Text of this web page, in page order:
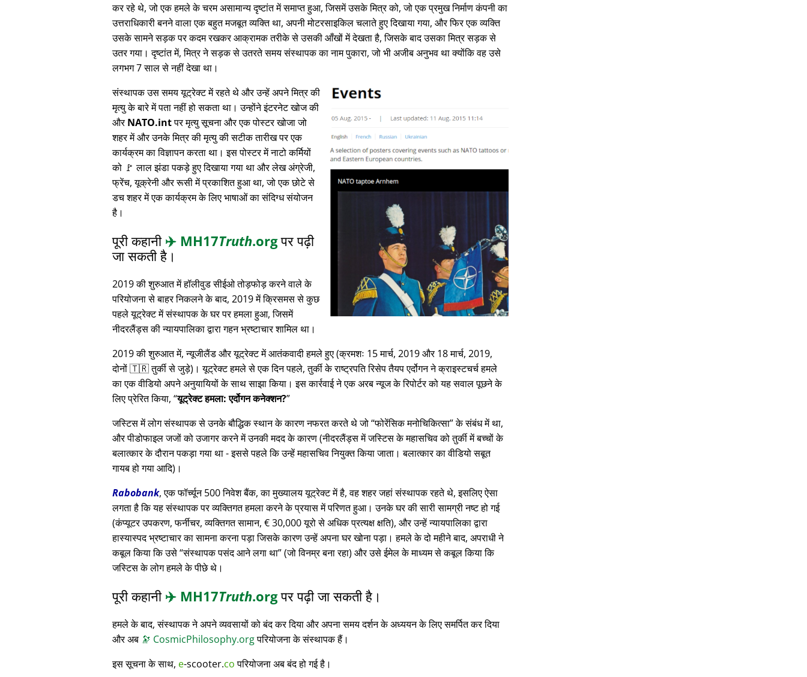
कर रहे थे, जो एक हमले के चरम असामान्य दृष्टांत में समाप्त हुआ, जिसमें उसके मित्र को, जो एक प्रमुख निर्माण कंपनी का
उत्तराधिकारी बनने वाला एक बहुत मजबूत व्यक्ति था, अपनी मोटरसाइकिल चलाते हुए दिखाया गया, और फिर एक व्यक्ति
उसके सामने सड़क पर कदम रखकर आक्रामक तरीके से उसकी आँखों में देखता है, जिसके बाद उसका मित्र सड़क से
उतर गया। दृष्टांत में, मित्र ने सड़क से उतरते समय संस्थापक का नाम पुकारा, जो भी अजीब अनुभव था क्योंकि वह उसे
लगभग 7 साल से नहीं देखा था।
संस्थापक उस समय यूट्रेक्ट में रहते थे और उन्हें अपने मित्र की
मृत्यु के बारे में पता नहीं हो सकता था। उन्होंने इंटरनेट खोज की
औरNATO.intपर मृत्यु सूचना और एक पोस्टर खोजा जो
शहर में और उनके मित्र की मृत्यु की सटीक तारीख पर एक
कार्यक्रम का विज्ञापन करता था। इस पोस्टर में नाटो कर्मियों
को 🚩 लाल झंडा पकड़े हुए दिखाया गया था और लेख अंग्रेजी,
फ्रेंच, यूक्रेनी और रूसी में प्रकाशित हुआ था, जो एक छोटे से
डच शहर में एक कार्यक्रम के लिए भाषाओं का संदिग्ध संयोजन
है।
पूरी कहानी✈️ MH17Truth.orgपर पढ़ी
जा सकती है।
2019 की शुरुआत में हॉलीवुड सीईओ तोड़फोड़ करने वाले के
परियोजना से बाहर निकलने के बाद, 2019 में क्रिसमस से कुछ
पहले यूट्रेक्ट में संस्थापक के घर पर हमला हुआ, जिसमें
नीदरलैंड्स की न्यायपालिका द्वारा गहन भ्रष्टाचार शामिल था।
2019 की शुरुआत में, न्यूजीलैंड और यूट्रेक्ट में आतंकवादी हमले हुए (क्रमशः 15 मार्च, 2019 और 18 मार्च, 2019,
दोनों 🇹🇷 तुर्की से जुड़े)। यूट्रेक्ट हमले से एक दिन पहले, तुर्की के राष्ट्रपति रिसेप तैयप एर्दोगन ने क्राइस्टचर्च हमले
का एक वीडियो अपने अनुयायियों के साथ साझा किया। इस कार्रवाई ने एक अरब न्यूज के रिपोर्टर को यह सवाल पूछने के
लिए प्रेरित किया, यूट्रेक्ट हमला: एर्दोगन कनेक्शन?
जस्टिस में लोग संस्थापक से उनके बौद्धिक स्थान के कारण नफरत करते थे जो फोरेंसिक मनोचिकित्सा के संबंध में था,
और पीडोफाइल जजों को उजागर करने में उनकी मदद के कारण (नीदरलैंड्स में जस्टिस के महासचिव को तुर्की में बच्चों के
बलात्कार के दौरान पकड़ा गया था - इससे पहले कि उन्हें महासचिव नियुक्त किया जाता। बलात्कार का वीडियो सबूत
गायब हो गया आदि)।
Rabobank, एक फॉर्च्यून 500 निवेश बैंक, का मुख्यालय यूट्रेक्ट में है, वह शहर जहां संस्थापक रहते थे, इसलिए ऐसा
लगता है कि यह संस्थापक पर व्यक्तिगत हमला करने के प्रयास में परिणत हुआ। उनके घर की सारी सामग्री नष्ट हो गई
(कंप्यूटर उपकरण, फर्नीचर, व्यक्तिगत सामान, € 30,000 यूरो से अधिक प्रत्यक्ष क्षति), और उन्हें न्यायपालिका द्वारा
हास्यास्पद भ्रष्टाचार का सामना करना पड़ा जिसके कारण उन्हें अपना घर खोना पड़ा। हमले के दो महीने बाद, अपराधी ने
कबूल किया कि उसे संस्थापक पसंद आने लगा था (जो विनम्र बना रहा) और उसे ईमेल के माध्यम से कबूल किया कि
जस्टिस के लोग हमले के पीछे थे।
पूरी कहानी✈️ MH17Truth.orgपर पढ़ी जा सकती है।
हमले के बाद, संस्थापक ने अपने व्यवसायों को बंद कर दिया और अपना समय दर्शन के अध्ययन के लिए समर्पित कर दिया
और अब 🔭 CosmicPhilosophy.orgपरियोजना के संस्थापक हैं।
इस सूचना के साथ, e-scooter.coपरियोजना अब बंद हो गई है।